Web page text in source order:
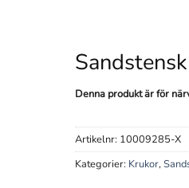
Denna produkt är för
Artikelnr: 10009285-X
Kategorier: Krukor,